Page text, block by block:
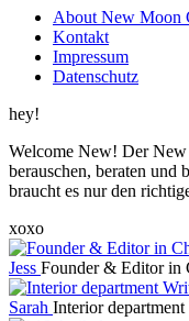
About New Moon
Kontakt
Impressum
Datenschutz
hey!
Welcome New! Der New
berauschen, beraten
braucht es nur den
xoxo
Jess Founder & Editor in
Sarah Interior